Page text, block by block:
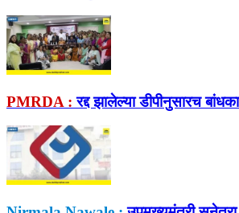
PMRDA : रद्द झालेल्या डीपीनुसारच